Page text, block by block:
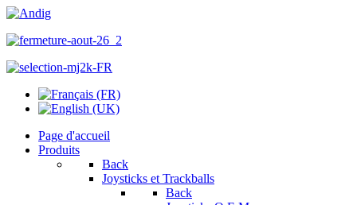
Page d'accueil
Produits
Back
Joysticks et Trackballs
Back